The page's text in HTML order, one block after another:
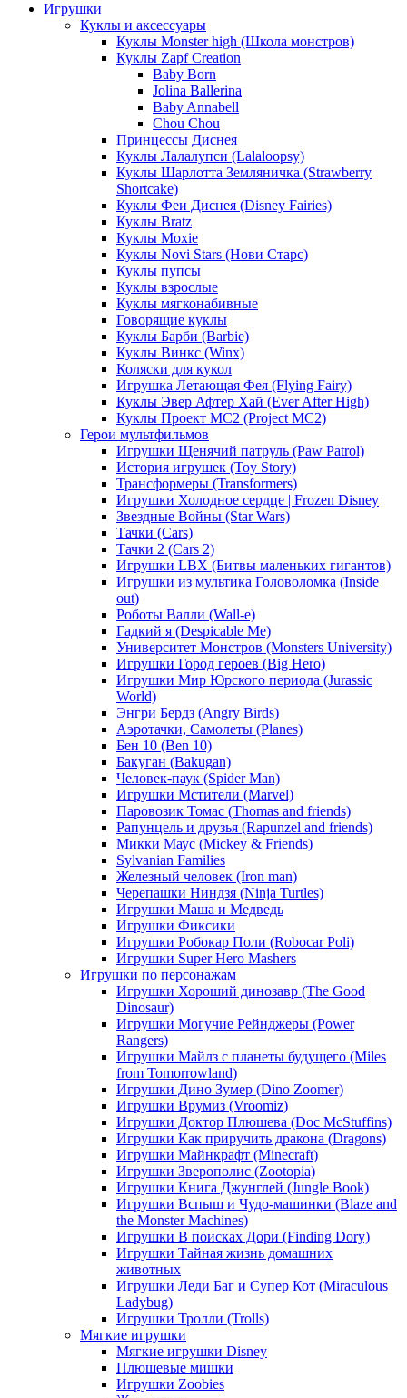
Игрушки
Куклы и аксессуары
Куклы Monster high (Школа монстров)
Куклы Zapf Creation
Baby Born
Jolina Ballerina
Baby Annabell
Chou Chou
Принцессы Диснея
Куклы Лалалупси (Lalaloopsy)
Куклы Шарлотта Земляничка (Strawberry
Shortcake)
Куклы Феи Диснея (Disney Fairies)
Куклы Bratz
Куклы Moxie
Куклы Novi Stars (Нови Старс)
Куклы пупсы
Куклы взрослые
Куклы мягконабивные
Говорящие куклы
Куклы Барби (Barbie)
Куклы Винкс (Winx)
Коляски для кукол
Игрушка Летающая Фея (Flying Fairy)
Куклы Эвер Афтер Хай (Ever After High)
Куклы Проект МС2 (Project MC2)
Герои мультфильмов
Игрушки Щенячий патруль (Paw Patrol)
История игрушек (Toy Story)
Трансформеры (Transformers)
Игрушки Холодное сердце | Frozen Disney
Звездные Войны (Star Wars)
Тачки (Cars)
Тачки 2 (Cars 2)
Игрушки LBX (Битвы маленьких гигантов)
Игрушки из мультика Головоломка (Inside
out)
Роботы Валли (Wall-e)
Гадкий я (Despicable Me)
Университет Монстров (Monsters University)
Игрушки Город героев (Big Hero)
Игрушки Мир Юрского периода (Jurassic
World)
Энгри Бердз (Angry Birds)
Аэротачки, Самолеты (Planes)
Бен 10 (Ben 10)
Бакуган (Bakugan)
Человек-паук (Spider Man)
Игрушки Мстители (Marvel)
Паровозик Томас (Thomas and friends)
Рапунцель и друзья (Rapunzel and friends)
Микки Маус (Mickey & Friends)
Sylvanian Families
Железный человек (Iron man)
Черепашки Ниндзя (Ninja Turtles)
Игрушки Маша и Медведь
Игрушки Фиксики
Игрушки Робокар Поли (Robocar Poli)
Игрушки Super Hero Mashers
Игрушки по персонажам
Игрушки Хороший динозавр (The Good
Dinosaur)
Игрушки Могучие Рейнджеры (Power
Rangers)
Игрушки Майлз с планеты будущего (Miles
from Tomorrowland)
Игрушки Дино Зумер (Dino Zoomer)
Игрушки Врумиз (Vroomiz)
Игрушки Доктор Плюшева (Doc McStuffins)
Игрушки Как приручить дракона (Dragons)
Игрушки Майнкрафт (Minecraft)
Игрушки Зверополис (Zootopia)
Игрушки Книга Джунглей (Jungle Book)
Игрушки Вспыш и Чудо-машинки (Blaze and
the Monster Machines)
Игрушки В поисках Дори (Finding Dory)
Игрушки Тайная жизнь домашних
животных
Игрушки Леди Баг и Супер Кот (Miraculous
Ladybug)
Игрушки Тролли (Trolls)
Мягкие игрушки
Мягкие игрушки Disney
Плюшевые мишки
Игрушки Zoobies